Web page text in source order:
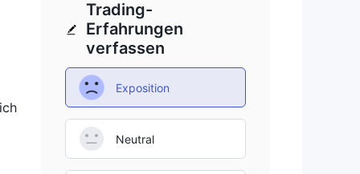
Trading-
Erfahrungen
verfassen
Exposition
Neutral